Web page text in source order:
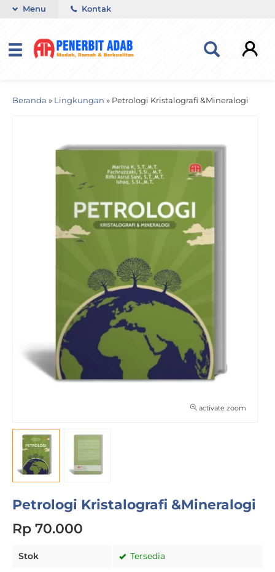
Menu Kontak
Beranda » Lingkungan » Petrologi Kristalografi &Mineralogi
activate zoom
Petrologi Kristalografi &Mineralogi
Rp 70.000
Stok Tersedia